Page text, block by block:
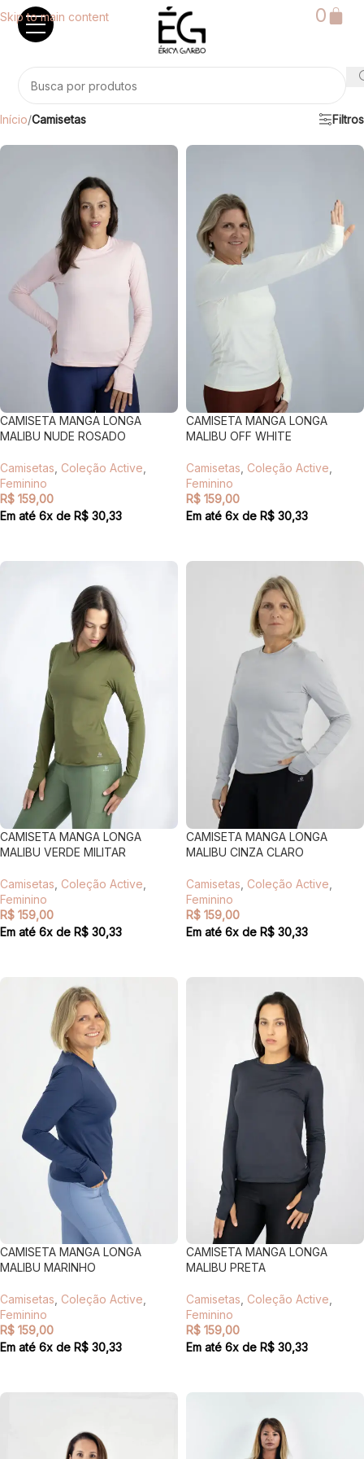
Skip to main content 0
Início/Camisetas Filtros
CAMISETA MANGA LONGA
MALIBU NUDE ROSADO
Camisetas Coleção Active
Feminino
R$ 159,00
Em até 6x de R$ 30,33
CAMISETA MANGA LONGA
MALIBU OFF WHITE
Camisetas Coleção Active
Feminino
R$ 159,00
Em até 6x de R$ 30,33
CAMISETA MANGA LONGA
MALIBU VERDE MILITAR
Camisetas Coleção Active
Feminino
R$ 159,00
Em até 6x de R$ 30,33
CAMISETA MANGA LONGA
MALIBU CINZA CLARO
Camisetas Coleção Active
Feminino
R$ 159,00
Em até 6x de R$ 30,33
CAMISETA MANGA LONGA
MALIBU MARINHO
Camisetas Coleção Active
Feminino
R$ 159,00
Em até 6x de R$ 30,33
CAMISETA MANGA LONGA
MALIBU PRETA
Camisetas Coleção Active
Feminino
R$ 159,00
Em até 6x de R$ 30,33